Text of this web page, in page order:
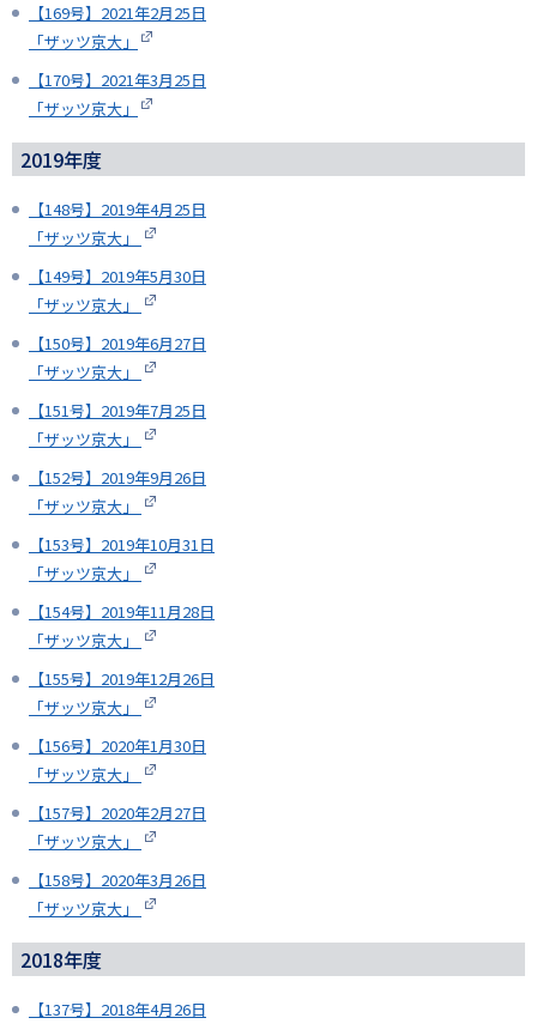
【169号】2021年2月25日
「ザッツ京大」
【170号】2021年3月25日
「ザッツ京大」
2019年度
【148号】2019年4月25日
「ザッツ京大」
【149号】2019年5月30日
「ザッツ京大」
【150号】2019年6月27日
「ザッツ京大」
【151号】2019年7月25日
「ザッツ京大」
【152号】2019年9月26日
「ザッツ京大」
【153号】2019年10月31日
「ザッツ京大」
【154号】2019年11月28日
「ザッツ京大」
【155号】2019年12月26日
「ザッツ京大」
【156号】2020年1月30日
「ザッツ京大」
【157号】2020年2月27日
「ザッツ京大」
【158号】2020年3月26日
「ザッツ京大」
2018年度
【137号】2018年4月26日